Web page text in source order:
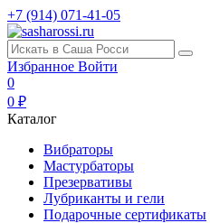
+7 (914) 071-41-05
Избранное Войти
0
0 ₽
Каталог
Вибраторы
Мастурбаторы
Презервативы
Лубриканты и гели
Подарочные сертификаты